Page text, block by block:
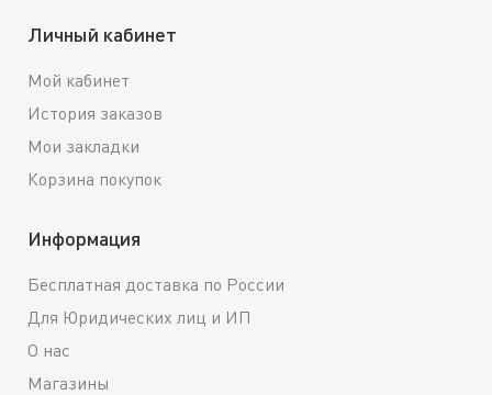
Личный кабинет
Мой кабинет
История заказов
Мои закладки
Корзина покупок
Информация
Бесплатная доставка по России
Для Юридических лиц и ИП
О нас
Магазины